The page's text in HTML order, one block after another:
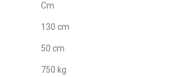
cm
130 cm
50 cm
750 kg